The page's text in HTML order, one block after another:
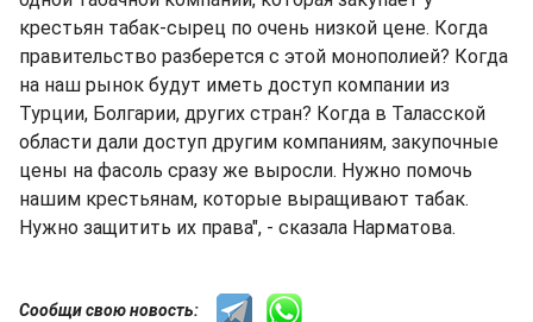
крестьян табак-сырец по очень низкой цене. Когда
правительство разберется с этой монополией? Когда
на наш рынок будут иметь доступ компании из
Турции, Болгарии, других стран? Когда в Таласской
области дали доступ другим компаниям, закупочные
цены на фасоль сразу же выросли. Нужно помочь
нашим крестьянам, которые выращивают табак.
Нужно защитить их права", - сказала Нарматова.
Сообщи свою новость: